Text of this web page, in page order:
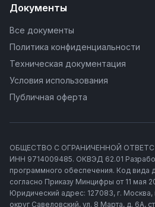
Документы
Все документы
Политика конфиденциальности
Техническая документация
Условия использования
Публичная оферта
ОБЩЕСТВО С ОГРАНИЧЕННОЙ
ИНН 9714009485. ОКВЭД 62.01
программного обеспечения. Код вида
согласно Приказу Минцифры от 11 мая
Юридический адрес: 127083, г. Москва,
округ Савеловский, ул. 8 Марта, д. 6А,